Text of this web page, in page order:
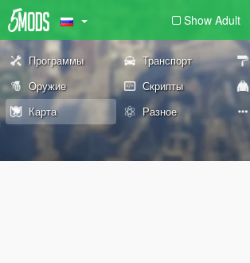
Show Adult
Программы Транспорт
Оружие
Скрипты
Карта
Разное